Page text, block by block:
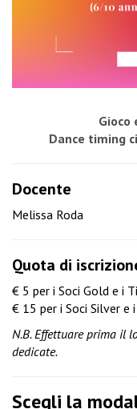
Gioco
Dance timing
Docente
Melissa Roda
Quota di
€ 5 per i Soci Gold e i
€ 15 per i Soci Silver
N.B. Effettuare prima il
dedicate.
Scegli la